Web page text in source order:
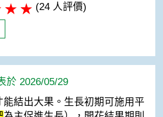
(24 人評價)
於 2026/05/29
能結出大果。生長初期可施用平